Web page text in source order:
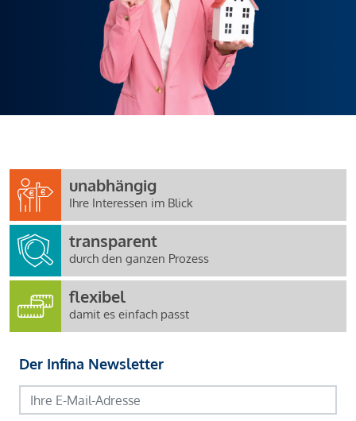
unabhängig
Ihre Interessen im Blick
transparent
durch den ganzen Prozess
flexibel
damit es einfach passt
Der Infina Newsletter